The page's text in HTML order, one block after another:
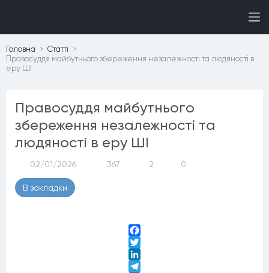
Головна
Статтi
Правосуддя майбутнього збереження незалежності та людяності в
еру ШІ
Правосуддя майбутнього
збереження незалежності та
людяності в еру ШІ
02/01/2026 367 2 0
В закладки
Facebook
Twitter
LinkedIn